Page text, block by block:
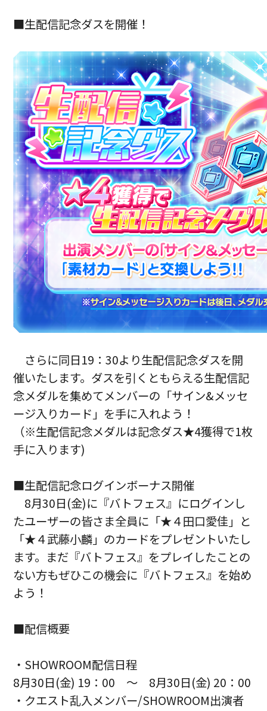
■生配信記念ダスを開催！
さらに同日19：30より生配信記念ダスを開
催いたします。ダスを引くともらえる生配信記
念メダルを集めてメンバーの「サイン&メッセ
ージ入りカード」を手に入れよう！
（※生配信記念メダルは記念ダス★4獲得で1枚
手に入ります)
■生配信記念ログインボーナス開催
8月30日(金)に『バトフェス』にログインし
たユーザーの皆さま全員に「★４田口愛佳」と
「★４武藤小麟」のカードをプレゼントいたし
ます。まだ『バトフェス』をプレイしたことの
ない方もぜひこの機会に『バトフェス』を始め
よう！
■配信概要
・SHOWROOM配信日程
8月30日(金) 19：00 ～ 8月30日(金) 20：00
・クエスト乱入メンバー/SHOWROOM出演者